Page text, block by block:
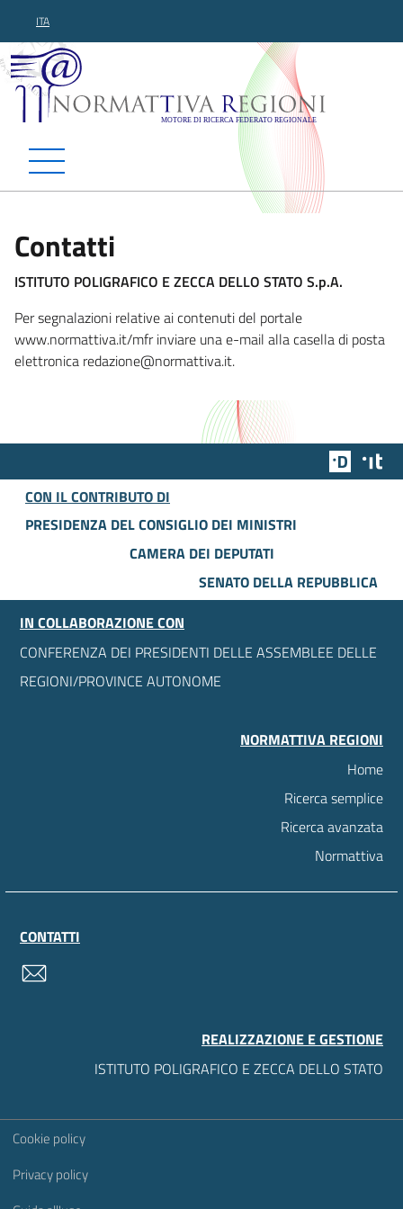
ITA
Normattiva Regioni -
Contatti
ISTITUTO POLIGRAFICO E ZECCA DELLO STATO S.p.A.
Per segnalazioni relative ai contenuti del portale
www.normattiva.it/mfr inviare una e-mail alla casella di posta
elettronica redazione@normattiva.it.
Team
CON IL CONTRIBUTO DI
PRESIDENZA DEL CONSIGLIO DEI MINISTRI
CAMERA DEI DEPUTATI
SENATO DELLA REPUBBLICA
IN COLLABORAZIONE CON
CONFERENZA DEI PRESIDENTI DELLE ASSEMBLEE DELLE
REGIONI/PROVINCE AUTONOME
NORMATTIVA REGIONI
Home
Ricerca semplice
Ricerca avanzata
Normattiva
CONTATTI
REALIZZAZIONE E GESTIONE
ISTITUTO POLIGRAFICO E ZECCA DELLO STATO
Sezione Link Utili
Cookie policy
Privacy policy